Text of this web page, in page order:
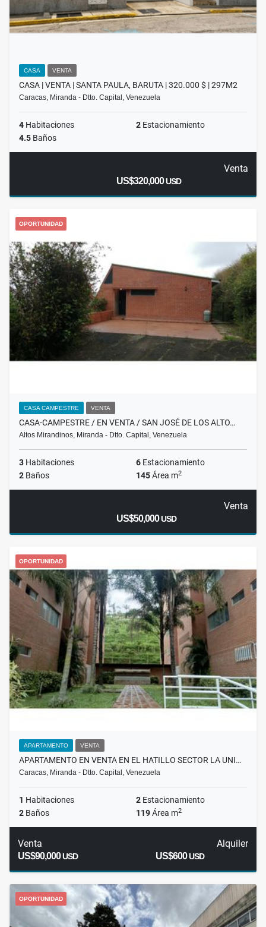
CASA VENTA
CASA | VENTA | SANTA PAULA, BARUTA | 320.000 $ | 297M2
Caracas, Miranda - Dtto. Capital, Venezuela
4 Habitaciones 2 Estacionamiento
4.5 Baños
Venta
US$320,000USD
OPORTUNIDAD
CASA CAMPESTRE VENTA
CASA-CAMPESTRE / EN VENTA / SAN JOSÉ DE LOS ALTO…
Altos Mirandinos, Miranda - Dtto. Capital, Venezuela
3 Habitaciones 6 Estacionamiento
2 Baños 145Área m2
Venta
US$50,000USD
OPORTUNIDAD
APARTAMENTO VENTA
APARTAMENTO EN VENTA EN EL HATILLO SECTOR LA UNI…
Caracas, Miranda - Dtto. Capital, Venezuela
1 Habitaciones 2 Estacionamiento
2 Baños 119Área m2
Venta
US$90,000USD
Alquiler
US$600USD
OPORTUNIDAD